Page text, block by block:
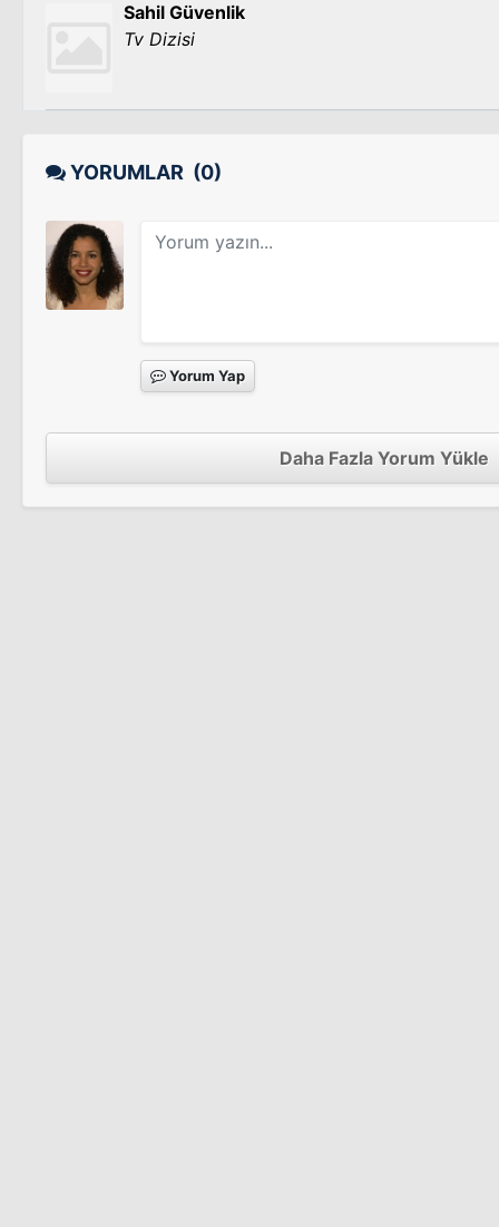
Sahil Güvenlik
Tv Dizisi
YORUMLAR (0)
Yorum Yap
Daha Fazla Yorum Yükle